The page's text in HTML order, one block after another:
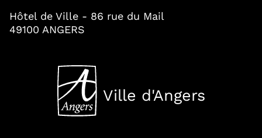
Hôtel de Ville - 86 rue du Mail
49100 ANGERS
Ville d'Angers
, Ouvre une nouvelle